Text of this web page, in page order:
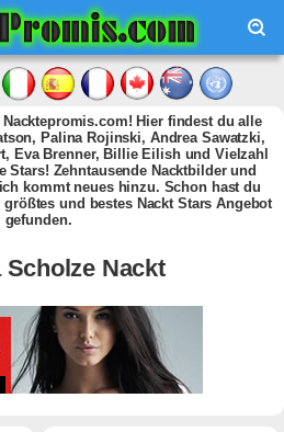
Hier findest du alle
Palina Rojinski, Andrea Sawatzki,
Eva Brenner, Billie Eilish und Vielzahl
Stars! Zehntausende Nacktbilder und
kommt neues hinzu. Schon hast du
und bestes Nackt Stars Angebot
gefunden.
Scholze Nackt